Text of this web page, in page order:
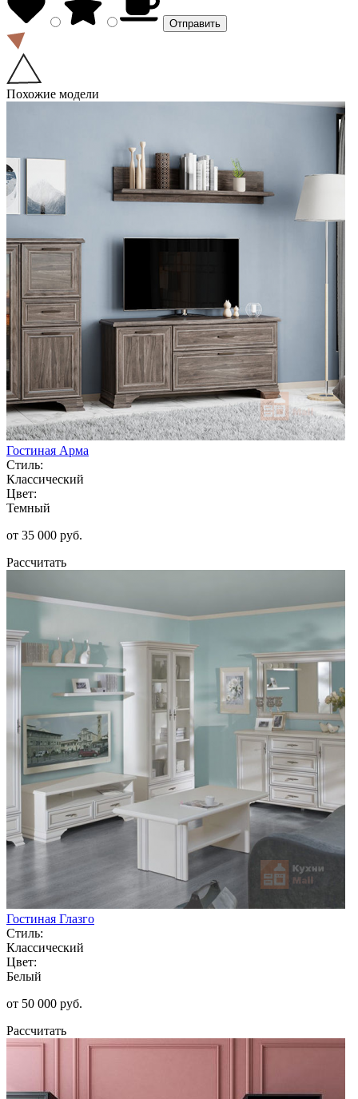
Похожие модели
Гостиная Арма
Стиль:
Классический
Цвет:
Темный
от 35 000 руб.
Рассчитать
Гостиная Глазго
Стиль:
Классический
Цвет:
Белый
от 50 000 руб.
Рассчитать